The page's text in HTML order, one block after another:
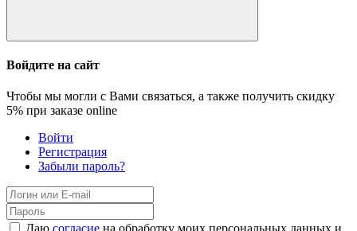
Войдите на сайт
Чтобы мы могли с Вами связаться, а также получить скидку
5% при заказе online
Войти
Регистрация
Забыли пароль?